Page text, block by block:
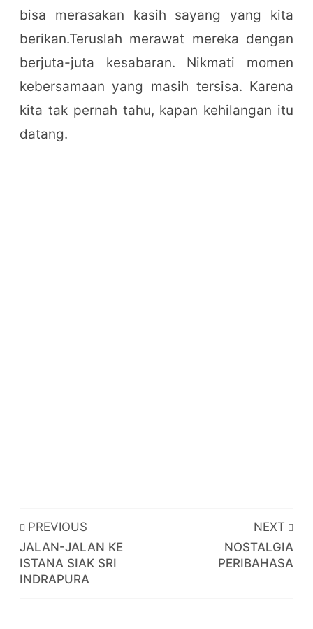
bisa merasakan kasih sayang yang kita
berikan.Teruslah merawat mereka dengan
berjuta-juta kesabaran. Nikmati momen
kebersamaan yang masih tersisa. Karena
kita tak pernah tahu, kapan kehilangan itu
datang.
NEXT
NOSTALGIA
PERIBAHASA
PREVIOUS
JALAN-JALAN KE
ISTANA SIAK SRI
INDRAPURA